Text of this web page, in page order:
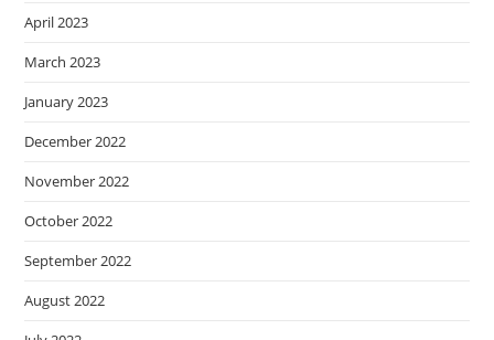
April 2023
March 2023
January 2023
December 2022
November 2022
October 2022
September 2022
August 2022